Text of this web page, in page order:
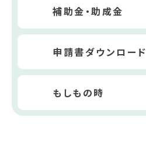
補助金・助成金
申請書ダウンロード
もしもの時